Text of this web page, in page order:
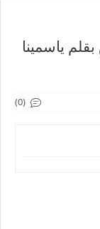
ياسمينا
(0)